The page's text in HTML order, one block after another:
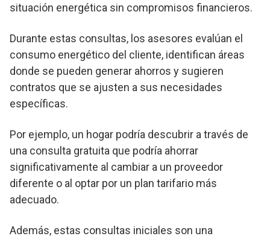
situación energética sin compromisos financieros.
Durante estas consultas, los asesores evalúan el
consumo energético del cliente, identifican áreas
donde se pueden generar ahorros y sugieren
contratos que se ajusten a sus necesidades
específicas.
Por ejemplo, un hogar podría descubrir a través de
una consulta gratuita que podría ahorrar
significativamente al cambiar a un proveedor
diferente o al optar por un plan tarifario más
adecuado.
Además, estas consultas iniciales son una